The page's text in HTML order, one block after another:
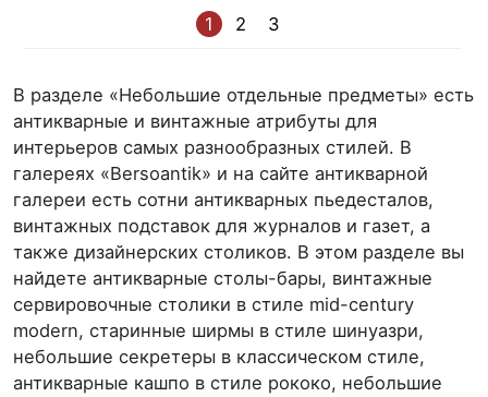
1 2 3
В разделе «Небольшие отдельные предметы» есть
антикварные и винтажные атрибуты для
интерьеров самых разнообразных стилей. В
галереях «Bersoantik» и на сайте антикварной
галереи есть сотни антикварных пьедесталов,
винтажных подставок для журналов и газет, а
также дизайнерских столиков. В этом разделе вы
найдете антикварные столы-бары, винтажные
сервировочные столики в стиле mid-century
modern, старинные ширмы в стиле шинуазри,
небольшие секретеры в классическом стиле,
антикварные кашпо в стиле рококо, небольшие